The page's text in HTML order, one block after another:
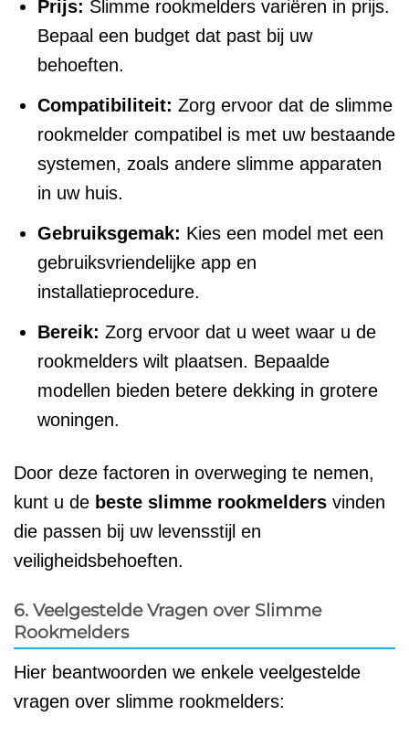
Prijs: Slimme rookmelders variëren in prijs.
Bepaal een budget dat past bij uw
behoeften.
Compatibiliteit: Zorg ervoor dat de slimme
rookmelder compatibel is met uw bestaande
systemen, zoals andere slimme apparaten
in uw huis.
Gebruiksgemak: Kies een model met een
gebruiksvriendelijke app en
installatieprocedure.
Bereik: Zorg ervoor dat u weet waar u de
rookmelders wilt plaatsen. Bepaalde
modellen bieden betere dekking in grotere
woningen.
Door deze factoren in overweging te nemen,
kunt u de beste slimme rookmelders vinden
die passen bij uw levensstijl en
veiligheidsbehoeften.
6. Veelgestelde Vragen over Slimme
Rookmelders
Hier beantwoorden we enkele veelgestelde
vragen over slimme rookmelders: